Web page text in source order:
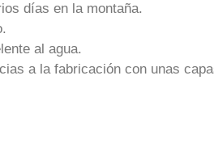
días en la montaña.
al agua.
a la fabricación con unas